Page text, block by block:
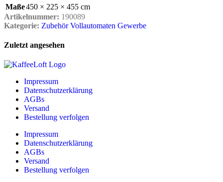
Maße450 × 225 × 455 cm
Artikelnummer: 190089
Kategorie: Zubehör Vollautomaten Gewerbe
Zuletzt angesehen
Impressum
Datenschutzerklärung
AGBs
Versand
Bestellung verfolgen
Impressum
Datenschutzerklärung
AGBs
Versand
Bestellung verfolgen